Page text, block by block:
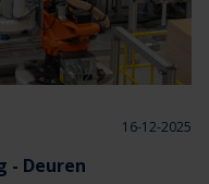
16-12-2025
- Deuren